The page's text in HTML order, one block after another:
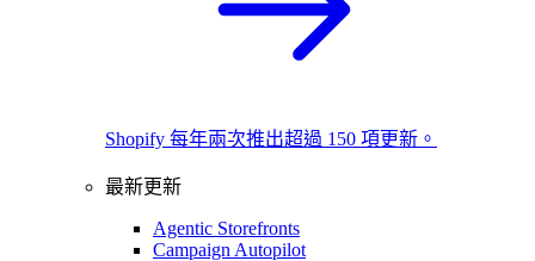
Shopify 每年兩次推出超過 150 項更新。
最新更新
Agentic Storefronts
Campaign Autopilot